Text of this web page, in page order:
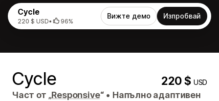
Cycle
220 $ USD• 96%
Вижте демо Изпробвай
Cycle 220 $USD
Част от „Responsive“ • Напълно адаптивен